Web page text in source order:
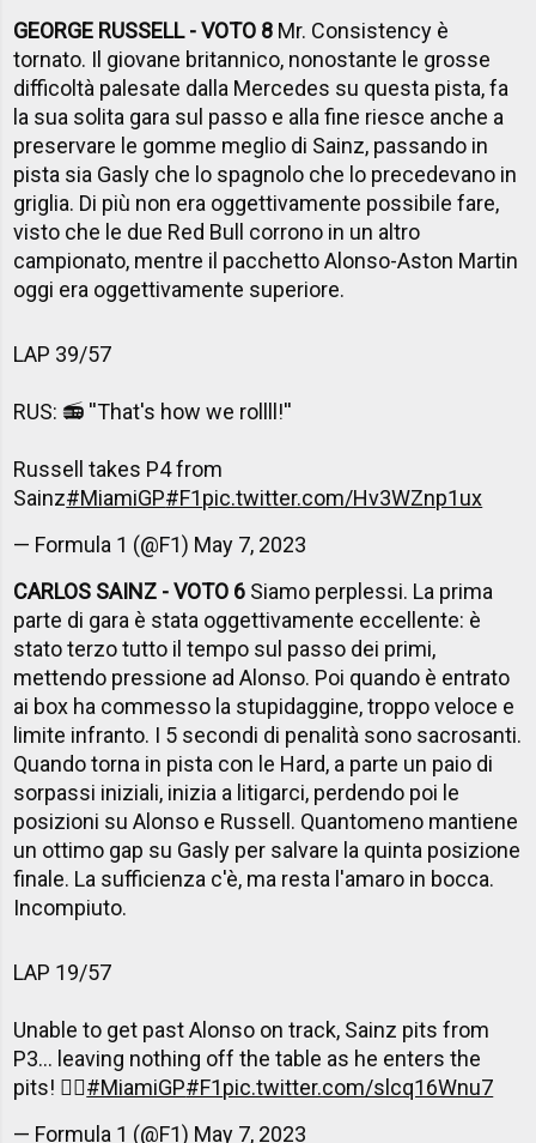
GEORGE RUSSELL - VOTO 8 Mr. Consistency è
tornato. Il giovane britannico, nonostante le grosse
difficoltà palesate dalla Mercedes su questa pista, fa
la sua solita gara sul passo e alla fine riesce anche a
preservare le gomme meglio di Sainz, passando in
pista sia Gasly che lo spagnolo che lo precedevano in
griglia. Di più non era oggettivamente possibile fare,
visto che le due Red Bull corrono in un altro
campionato, mentre il pacchetto Alonso-Aston Martin
oggi era oggettivamente superiore.
LAP 39/57
RUS: 📻 ''That's how we rollll!''
Russell takes P4 from
Sainz#MiamiGP#F1pic.twitter.com/Hv3WZnp1ux
— Formula 1 (@F1) May 7, 2023
CARLOS SAINZ - VOTO 6 Siamo perplessi. La prima
parte di gara è stata oggettivamente eccellente: è
stato terzo tutto il tempo sul passo dei primi,
mettendo pressione ad Alonso. Poi quando è entrato
ai box ha commesso la stupidaggine, troppo veloce e
limite infranto. I 5 secondi di penalità sono sacrosanti.
Quando torna in pista con le Hard, a parte un paio di
sorpassi iniziali, inizia a litigarci, perdendo poi le
posizioni su Alonso e Russell. Quantomeno mantiene
un ottimo gap su Gasly per salvare la quinta posizione
finale. La sufficienza c'è, ma resta l'amaro in bocca.
Incompiuto.
LAP 19/57
Unable to get past Alonso on track, Sainz pits from
P3... leaving nothing off the table as he enters the
pits! 😮‍💨#MiamiGP#F1pic.twitter.com/slcq16Wnu7
— Formula 1 (@F1) May 7, 2023